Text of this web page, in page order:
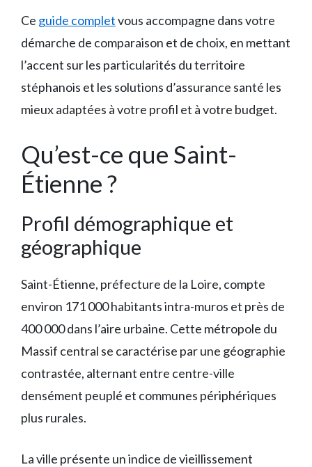
Ce guide completvous accompagne dans votre
démarche de comparaison et de choix, en mettant
l’accent sur les particularités du territoire
stéphanois et les solutions d’assurance santé les
mieux adaptées à votre profil et à votre budget.
Qu’est-ce que Saint-
Étienne ?
Profil démographique et
géographique
Saint-Étienne, préfecture de la Loire, compte
environ 171 000 habitants intra-muros et près de
400 000 dans l’aire urbaine. Cette métropole du
Massif central se caractérise par une géographie
contrastée, alternant entre centre-ville
densément peuplé et communes périphériques
plus rurales.
La ville présente un indice de vieillissement